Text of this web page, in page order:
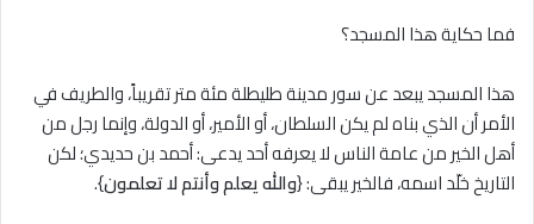
فما حكاية هذا المسجد؟
هذا المسجد يبعد عن سور مدينة طليطلة مئة متر تقريباً، والطريف في
الأمر أن الذي بناه لم يكن السلطان، أو الأمير، أو الدولة، وإنما رجل من
أهل الخير من عامة الناس لا يعرفه أحد يدعى: أحمد بن حديدي؛ لكن
التاريخ خلّد اسمه، فالخير يبقى: {والله يعلم وأنتم لا تعلمون}.